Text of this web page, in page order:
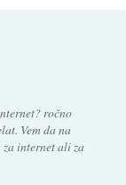
ročno
Vem da na
internet ali za